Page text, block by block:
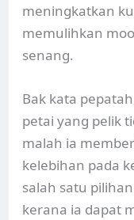
meningkatkan
memulihkan
senang.
Bak kata
petai yang pelik
malah ia
kelebihan pada
salah satu
kerana ia dapat